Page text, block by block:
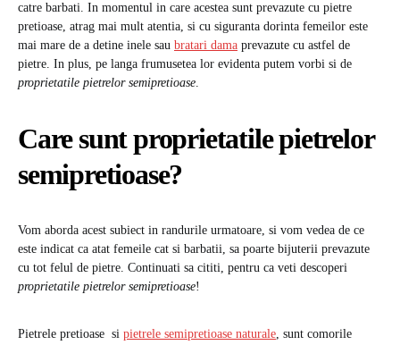
catre barbati. In momentul in care acestea sunt prevazute cu pietre
pretioase, atrag mai mult atentia, si cu siguranta dorinta femeilor este
mai mare de a detine inele sau bratari dama prevazute cu astfel de
pietre. In plus, pe langa frumusetea lor evidenta putem vorbi si de
proprietatile pietrelor semipretioase.
Care sunt proprietatile pietrelor
semipretioase?
Vom aborda acest subiect in randurile urmatoare, si vom vedea de ce
este indicat ca atat femeile cat si barbatii, sa poarte bijuterii prevazute
cu tot felul de pietre. Continuati sa cititi, pentru ca veti descoperi
proprietatile pietrelor semipretioase!
Pietrele pretioase si pietrele semipretioase naturale, sunt comorile